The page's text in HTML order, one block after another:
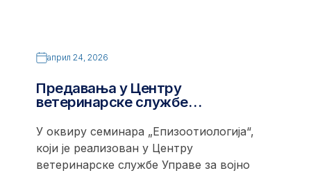
април 24, 2026
Предавања у Центру
ветеринарске службе…
У оквиру семинара „Епизоотиологија“,
који је реализован у Центру
ветеринарске службе Управе за војно